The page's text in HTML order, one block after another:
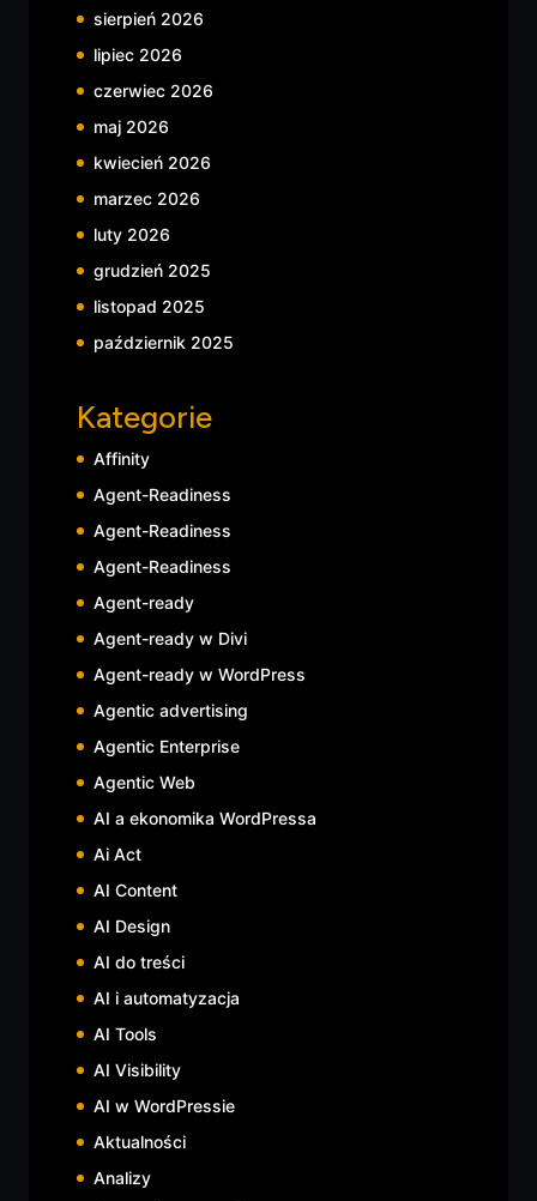
sierpień 2026
lipiec 2026
czerwiec 2026
maj 2026
kwiecień 2026
marzec 2026
luty 2026
grudzień 2025
listopad 2025
październik 2025
Kategorie
Affinity
Agent-Readiness
Agent-Readiness
Agent-Readiness
Agent-ready
Agent-ready w Divi
Agent-ready w WordPress
Agentic advertising
Agentic Enterprise
Agentic Web
AI a ekonomika WordPressa
Ai Act
AI Content
AI Design
AI do treści
AI i automatyzacja
AI Tools
AI Visibility
AI w WordPressie
Aktualności
Analizy